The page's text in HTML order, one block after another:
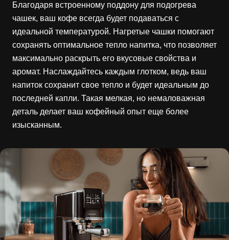
Благодаря встроенному поддону для подогрева
чашек, ваш кофе всегда будет подаваться с
идеальной температурой. Нагретые чашки помогают
сохранять оптимальное тепло напитка, что позволяет
максимально раскрыть его вкусовые свойства и
аромат. Наслаждайтесь каждым глотком, ведь ваш
напиток сохранит свое тепло и будет идеальным до
последней капли. Такая мелкая, но немаловажная
деталь делает ваш кофейный опыт еще более
изысканным.